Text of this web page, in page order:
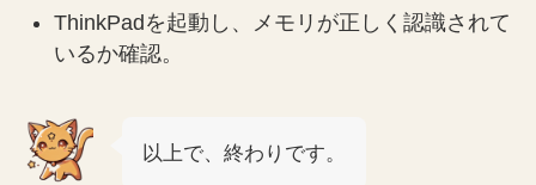
ThinkPadを起動し、メモリが正しく認識されて
いるか確認。
以上で、終わりです。